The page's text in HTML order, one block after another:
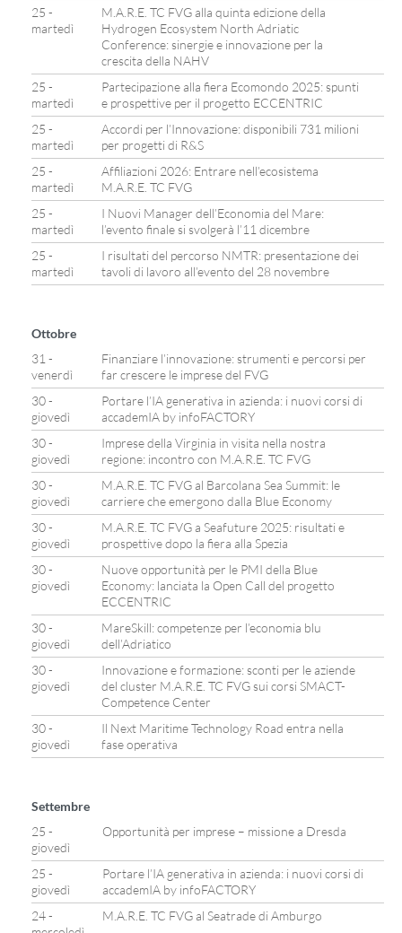
25 -
martedì
M.A.R.E. TC FVG alla quinta edizione della
Hydrogen Ecosystem North Adriatic
Conference: sinergie e innovazione per la
crescita della NAHV
25 -
martedì
Partecipazione alla fiera Ecomondo 2025: spunti
e prospettive per il progetto ECCENTRIC
25 -
martedì
Accordi per l’Innovazione: disponibili 731 milioni
per progetti di R&S
25 -
martedì
Affiliazioni 2026: Entrare nell’ecosistema
M.A.R.E. TC FVG
25 -
martedì
I Nuovi Manager dell’Economia del Mare:
l’evento finale si svolgerà l’11 dicembre
25 -
martedì
I risultati del percorso NMTR: presentazione dei
tavoli di lavoro all’evento del 28 novembre
Ottobre
31 -
venerdì
Finanziare l’innovazione: strumenti e percorsi per
far crescere le imprese del FVG
30 -
giovedì
Portare l’IA generativa in azienda: i nuovi corsi di
accademIA by infoFACTORY
30 -
giovedì
Imprese della Virginia in visita nella nostra
regione: incontro con M.A.R.E. TC FVG
30 -
giovedì
M.A.R.E. TC FVG al Barcolana Sea Summit: le
carriere che emergono dalla Blue Economy
30 -
giovedì
M.A.R.E. TC FVG a Seafuture 2025: risultati e
prospettive dopo la fiera alla Spezia
30 -
giovedì
Nuove opportunità per le PMI della Blue
Economy: lanciata la Open Call del progetto
ECCENTRIC
30 -
giovedì
MareSkill: competenze per l’economia blu
dell’Adriatico
30 -
giovedì
Innovazione e formazione: sconti per le aziende
del cluster M.A.R.E. TC FVG sui corsi SMACT-
Competence Center
30 -
giovedì
Il Next Maritime Technology Road entra nella
fase operativa
Settembre
25 -
giovedì
Opportunità per imprese – missione a Dresda
25 -
giovedì
Portare l’IA generativa in azienda: i nuovi corsi di
accademIA by infoFACTORY
24 -
M.A.R.E. TC FVG al Seatrade di Amburgo